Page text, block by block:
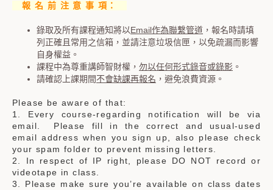
報 名 前 注 意 事 項：
錄取及所有課程通知將以Email作為聯繫管道 ，報名時請填
列正確且常用之信箱，並請注意垃圾信匣，以免疏漏而影響
自身權益。
課程中為尊重講師智財權， 勿以任何形式錄音或錄影 。
請確認上課期間不會缺課再報名 ，避免浪費資源。
Please be aware of that:
1. Every course-regarding notification will be via
email. Please fill in the correct and usual-used
email address when you sign up, also please check
your spam folder to prevent missing letters.
2. In respect of IP right, please DO NOT record or
videotape in class.
3. Please make sure you’re available on class dates